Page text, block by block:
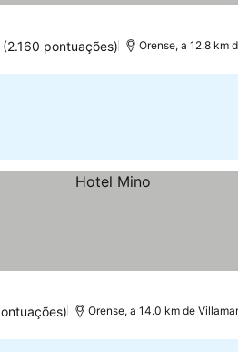
(2.160 pontuações) Orense, a 12.8 km
Orense, a 14.0 km de